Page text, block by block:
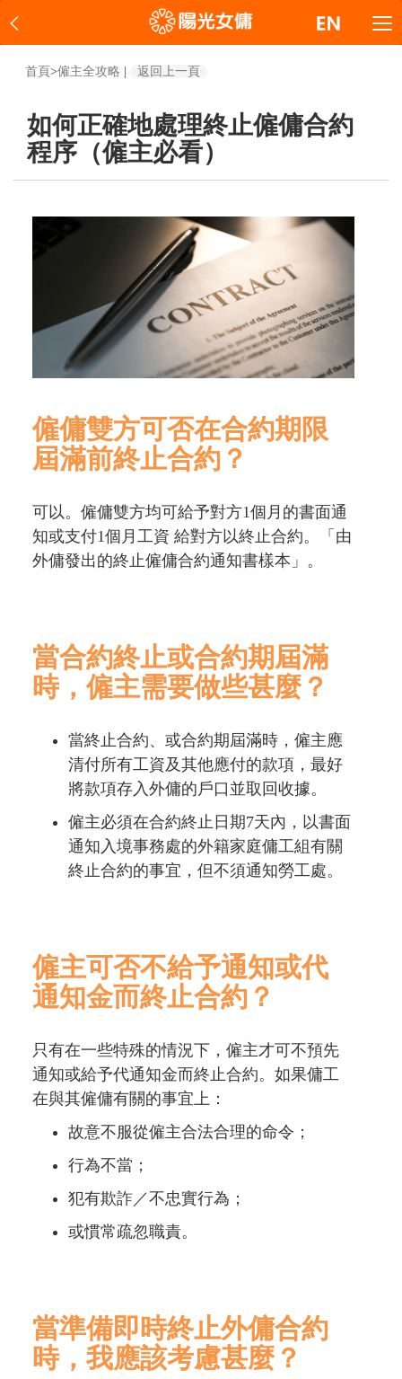
首頁>僱主全攻略 返回上一頁
如何正確地處理終止僱傭合約
程序（僱主必看）
僱傭雙方可否在合約期限
屆滿前終止合約？
可以。僱傭雙方均可給予對方1個月的書面通
知或支付1個月工資 給對方以終止合約。「由
外傭發出的終止僱傭合約通知書樣本」。
當合約終止或合約期屆滿
時，僱主需要做些甚麼？
當終止合約、或合約期屆滿時，僱主應
清付所有工資及其他應付的款項，最好
將款項存入外傭的戶口並取回收據。
僱主必須在合約終止日期7天內，以書面
通知入境事務處的外籍家庭傭工組有關
終止合約的事宜，但不須通知勞工處。
僱主可否不給予通知或代
通知金而終止合約？
只有在一些特殊的情況下，僱主才可不預先
通知或給予代通知金而終止合約。如果傭工
在與其僱傭有關的事宜上：
故意不服從僱主合法合理的命令；
行為不當；
犯有欺詐／不忠實行為；
或慣常疏忽職責。
當準備即時終止外傭合約
時，我應該考慮甚麼？